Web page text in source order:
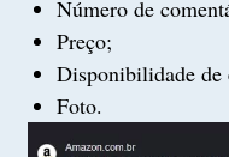
Número de
Preço;
Disponibilidade de
Foto.